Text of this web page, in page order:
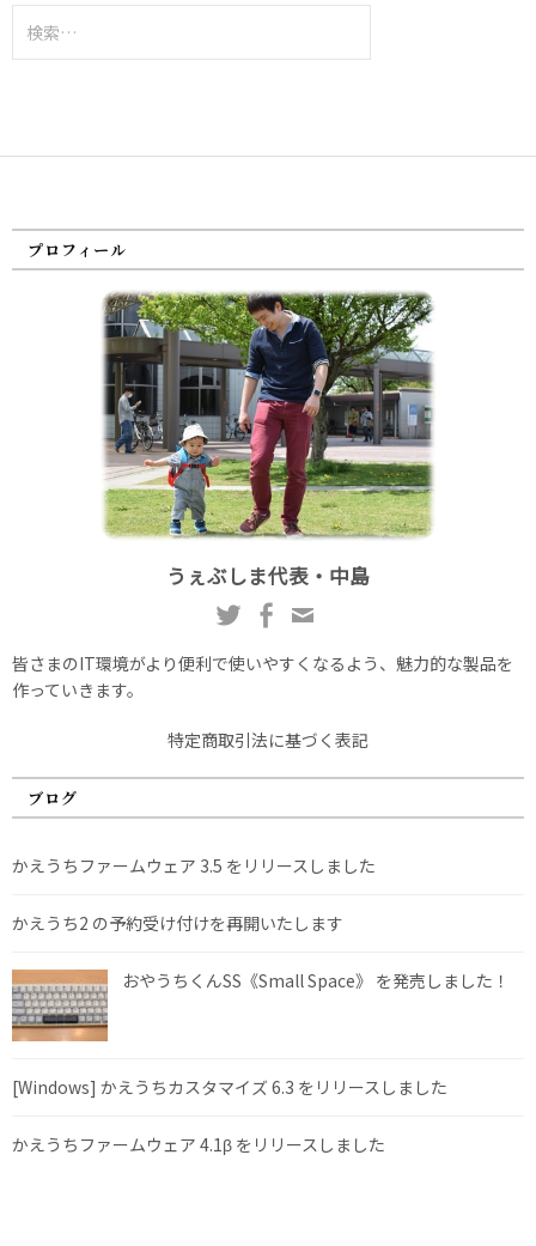
索:
プロフィール
うぇぶしま代表・中島
皆さまのIT環境がより便利で使いやすくなるよう、魅力的な製品を
作っていきます。
特定商取引法に基づく表記
ブログ
かえうちファームウェア 3.5 をリリースしました
かえうち2 の予約受け付けを再開いたします
おやうちくんSS《Small Space》 を発売しました！
[Windows] かえうちカスタマイズ 6.3 をリリースしました
かえうちファームウェア 4.1β をリリースしました